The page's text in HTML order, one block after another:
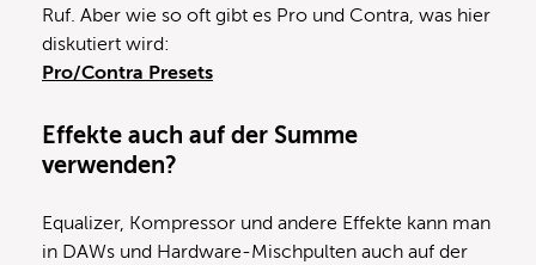
Ruf. Aber wie so oft gibt es Pro und Contra, was hier
diskutiert wird:
Pro/Contra Presets
Effekte auch auf der Summe
verwenden?
Equalizer, Kompressor und andere Effekte kann man
in DAWs und Hardware-Mischpulten auch auf der